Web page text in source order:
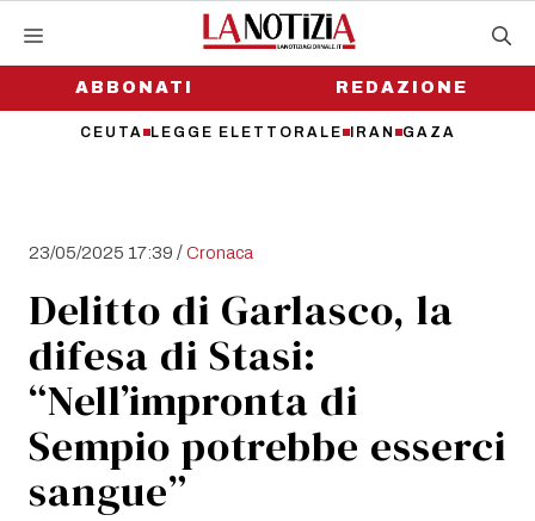
contenutoABBONATI
CEUTA LEGGE ELETTORALE IRAN GAZA
REDAZIONE
23/05/2025 17:39 /Cronaca
Delitto di Garlasco, la
difesa di Stasi:
“Nell’impronta di
Sempio potrebbe esserci
sangue”